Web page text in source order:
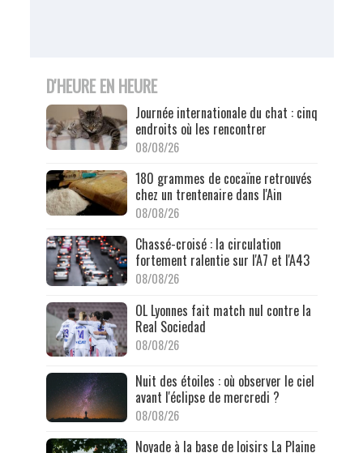
D'HEURE EN HEURE
Journée internationale du chat : cinq
endroits où les rencontrer
08/08/26
180 grammes de cocaïne retrouvés
chez un trentenaire dans l'Ain
08/08/26
Chassé-croisé : la circulation
fortement ralentie sur l'A7 et l'A43
08/08/26
OL Lyonnes fait match nul contre la
Real Sociedad
08/08/26
Nuit des étoiles : où observer le ciel
avant l'éclipse de mercredi ?
08/08/26
Noyade à la base de loisirs La Plaine